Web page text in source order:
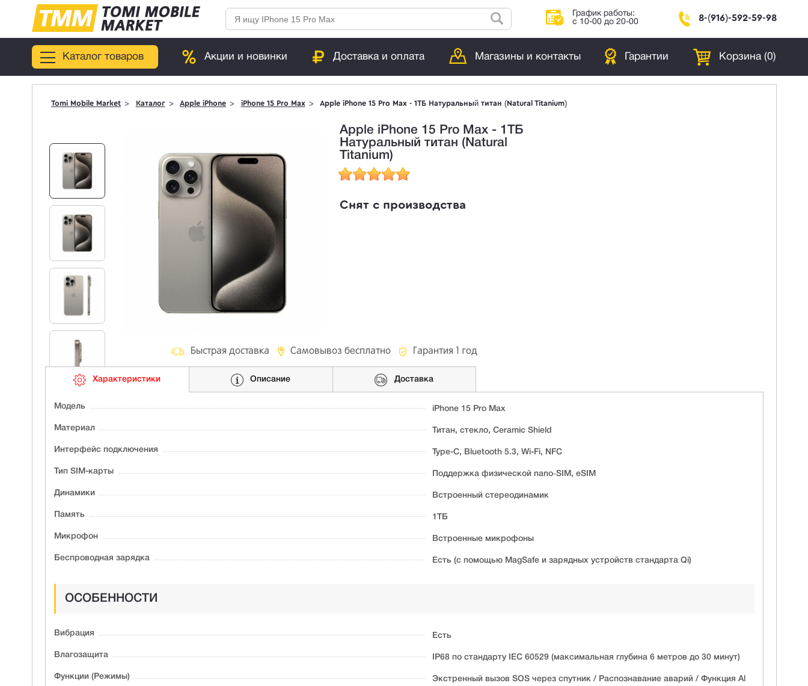
График работы:
с 10-00 до 20-00
8-(916)-592-59-98
Каталог товаров Акции и новинки Доставка и оплата Магазины и контакты Гарантии Корзина (0)
Tomi Mobile Market Каталог Apple iPhone iPhone 15 Pro Max Apple iPhone 15 Pro Max - 1TБ Натуральный титан (Natural Titanium)
Apple iPhone 15 Pro Max - 1TБ
Натуральный титан (Natural
Titanium)
Снят с производства
Быстрая доставка Самовывоз бесплатно Гарантия 1 год
Характеристики Описание Доставка
Модель iPhone 15 Pro Max
Материал Титан, стекло, Ceramic Shield
Интерфейс подключения Type-C, Bluetooth 5.3, Wi-Fi, NFC
Тип SIM-карты Поддержка физической nano‑SIM, eSIM
Динамики Встроенный стереодинамик
Память 1TБ
Микрофон Встроенные микрофоны
Беспроводная зарядка Есть (с помощью MagSafe и зарядных устройств стандарта Qi)
ОСОБЕННОСТИ
Вибрация Есть
Влагозащита IP68 по стандарту IEC 60529 (максимальная глубина 6 метров до 30 минут)
Функции (Режимы)
Экстренный вызов SOS через спутник / Распознавание аварий / Функция Al